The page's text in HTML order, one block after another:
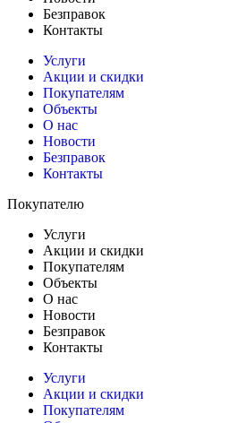
Безправок
Контакты
Услуги
Акции и скидки
Покупателям
Объекты
О нас
Новости
Безправок
Контакты
Покупателю
Услуги
Акции и скидки
Покупателям
Объекты
О нас
Новости
Безправок
Контакты
Услуги
Акции и скидки
Покупателям